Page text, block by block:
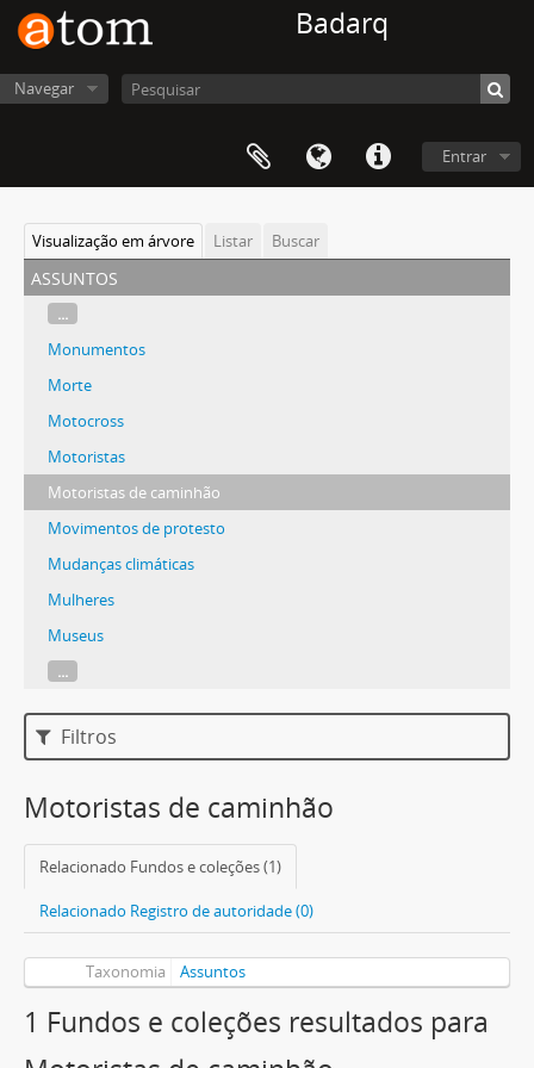
Badarq
Navegar
Entrar
Visualização em árvore Listar Buscar
assuntos
...
Monumentos
Morte
Motocross
Motoristas
Motoristas de caminhão
Movimentos de protesto
Mudanças climáticas
Mulheres
Museus
...
Filtros
Motoristas de caminhão
Relacionado Fundos e coleções (1)
Relacionado Registro de autoridade (0)
Taxonomia Assuntos
1 Fundos e coleções resultados para